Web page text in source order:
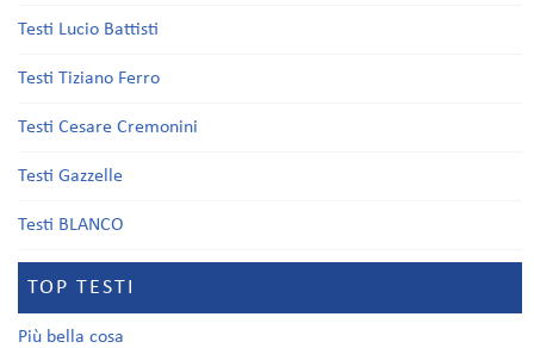
Testi Lucio Battisti
Testi Tiziano Ferro
Testi Cesare Cremonini
Testi Gazzelle
Testi BLANCO
TOP TESTI
Più bella cosa